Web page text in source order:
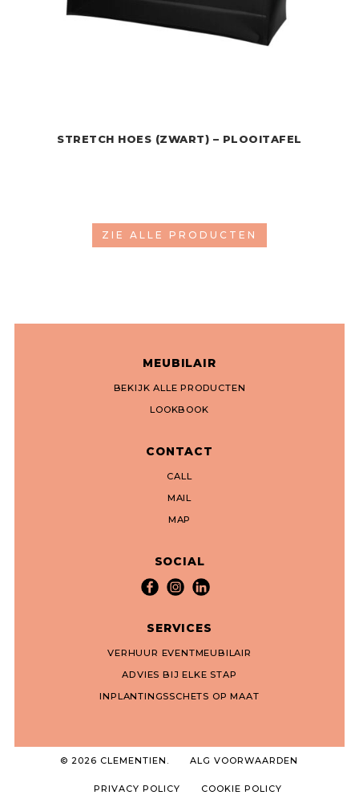
STRETCH HOES (ZWART) – PLOOITAFEL
ZIE ALLE PRODUCTEN
MEUBILAIR
BEKIJK ALLE PRODUCTEN
LOOKBOOK
CONTACT
CALL
MAIL
MAP
SOCIAL
SERVICES
VERHUUR EVENTMEUBILAIR
ADVIES BIJ ELKE STAP
INPLANTINGSSCHETS OP MAAT
© 2026 CLEMENTIEN. ALG VOORWAARDEN
PRIVACY POLICY COOKIE POLICY